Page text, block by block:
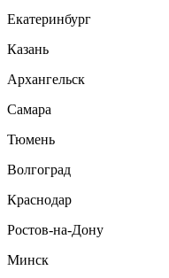
Екатеринбург
Казань
Архангельск
Самара
Тюмень
Волгоград
Краснодар
Ростов-на-Дону
Минск